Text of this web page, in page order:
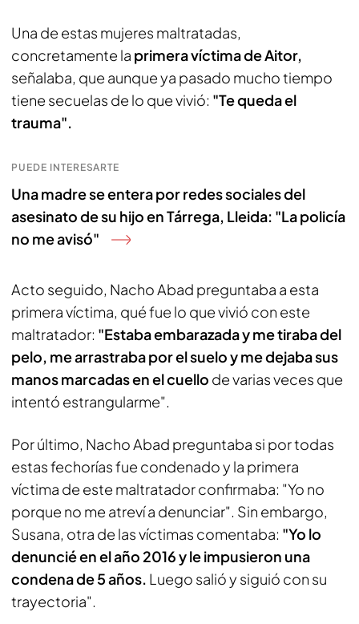
Una de estas mujeres maltratadas,
concretamente la primera víctima de Aitor,
señalaba, que aunque ya pasado mucho tiempo
tiene secuelas de lo que vivió: "Te queda el
trauma".
PUEDE INTERESARTE
Una madre se entera por redes sociales del
asesinato de su hijo en Tárrega, Lleida: "La policía
no me avisó"
Acto seguido, Nacho Abad preguntaba a esta
primera víctima, qué fue lo que vivió con este
maltratador: "Estaba embarazada y me tiraba del
pelo, me arrastraba por el suelo y me dejaba sus
manos marcadas en el cuello de varias veces que
intentó estrangularme".
Por último, Nacho Abad preguntaba si por todas
estas fechorías fue condenado y la primera
víctima de este maltratador confirmaba: "Yo no
porque no me atreví a denunciar". Sin embargo,
Susana, otra de las víctimas comentaba: "Yo lo
denuncié en el año 2016 y le impusieron una
condena de 5 años. Luego salió y siguió con su
trayectoria".